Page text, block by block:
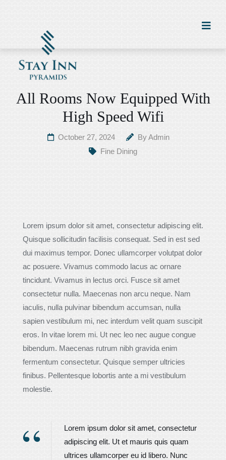
All Rooms Now Equipped With
High Speed Wifi
October 27, 2024 ByAdmin
Fine Dining
Lorem ipsum dolor sit amet, consectetur adipiscing elit.
Quisque sollicitudin facilisis consequat. Sed in est sed
dui maximus tempor. Donec ullamcorper volutpat dolor
ac posuere. Vivamus commodo lacus ac ornare
tincidunt. Vivamus in lectus orci. Fusce sit amet
consectetur nulla. Maecenas non arcu neque. Nam
iaculis, nulla pulvinar bibendum accumsan, nulla
sapien vestibulum mi, nec interdum velit quam suscipit
eros. In vitae lorem mi. Ut nec leo nec augue congue
bibendum. Maecenas rutrum nibh gravida enim
fermentum consectetur. Quisque semper ultricies
finibus. Pellentesque lobortis ante a mi vestibulum
molestie.
Lorem ipsum dolor sit amet, consectetur
adipiscing elit. Ut et mauris quis quam
ultrices ullamcorper eu id libero. Nunc